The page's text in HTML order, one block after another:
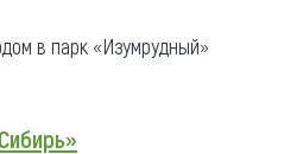
в парк «Изумрудный»